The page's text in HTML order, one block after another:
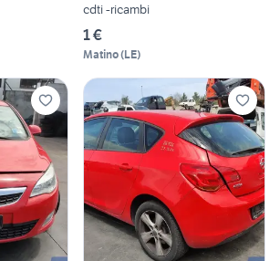
cdti -ricambi
1 €
Matino(LE)